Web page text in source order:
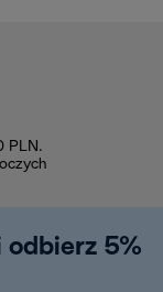
PLN.
odbierz 5%